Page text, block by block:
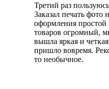
Третий раз
Заказал печать фото
оформления
товаров огромный,
вышла яркая и
пришло вовремя.
то необычное.